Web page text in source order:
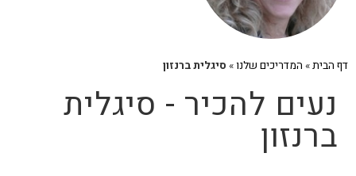
דף הבית» המדריכים שלנו» סיגלית ברנזון
נעים להכיר - סיגלית
ברנזון